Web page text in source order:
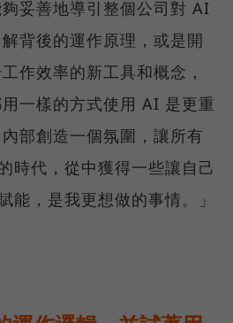
妥善地導引整個公司對 AI
背後的運作原理，或是開
作效率的新工具和概念，
一樣的方式使用 AI 是更重
部創造一個氛圍，讓所有
時代，從中獲得一些讓自己
能，是我更想做的事情。」